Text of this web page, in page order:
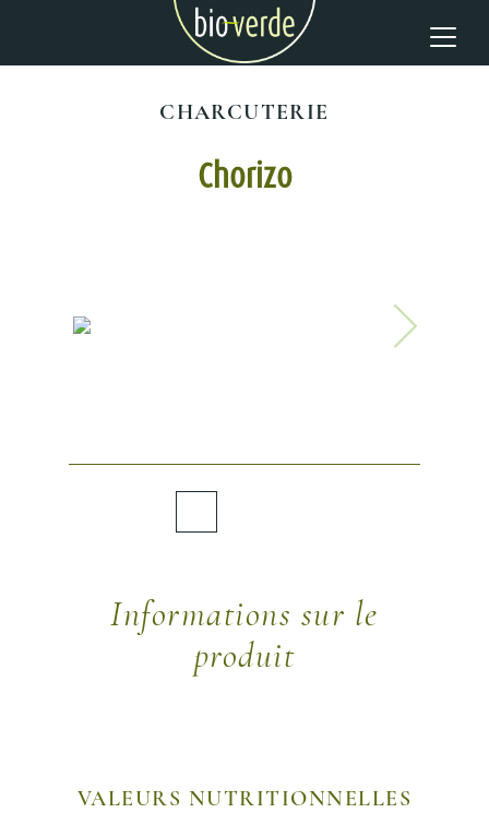
CHARCUTERIE
Chorizo
Informations sur le
produit
VALEURS NUTRITIONNELLES